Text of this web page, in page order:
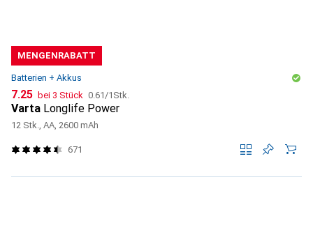
MENGENRABATT
Batterien + Akkus
CHF
7.25 bei 3 Stück CHF
0.61/1Stk.
Varta Longlife Power
12 Stk., AA, 2600 mAh
671